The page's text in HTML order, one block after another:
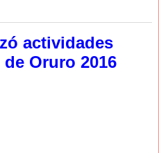
actividades
Oruro 2016